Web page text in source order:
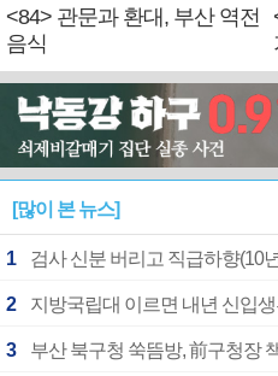
<84> 관문과 환대, 부산 역전
음식
[많이 본 뉴스]
1
2 지방국립대 이르면 내년 신입생
3 부산 북구청 쑥뜸방, 前구청장